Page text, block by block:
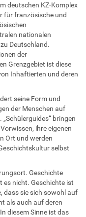
deutschen KZ-Komplex
für französische und
nationalen
Deutschland.
der
Grenzgebiet ist diese
Inhaftierten und deren
seine Form und
der Menschen auf
bringen
ihre eigenen
Ort und werden
selbst
Geschichte
es nicht. Geschichte ist
dass sie sich sowohl auf
als auch auf deren
diesem Sinne ist das